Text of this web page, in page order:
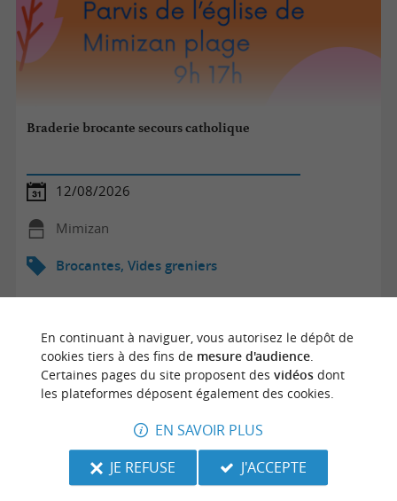
Braderie brocante secours catholique
12/08/2026
Mimizan
Brocantes, Vides greniers
En continuant à naviguer, vous autorisez le dépôt de
cookies tiers à des fins de mesure d'audience.
Certaines pages du site proposent des vidéosdont
les plateformes déposent également des cookies.
EN SAVOIR PLUS
JE REFUSE
J'ACCEPTE